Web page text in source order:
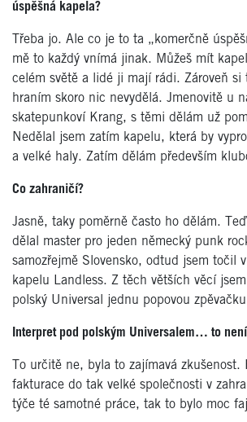
úspěšná kapela?
Třeba jo. Ale co je to ta „komerčně
mě to každý vnímá jinak. Můžeš mít
celém světě a lidé ji mají rádi. Zároveň si
hraním skoro nic nevydělá. Jmenovitě u
skatepunkoví Krang, s těmi dělám už
Nedělal jsem zatím kapelu, která by
a velké haly. Zatím dělám především
Co zahraničí?
Jasně, taky poměrně často ho dělám.
dělal master pro jeden německý punk
samozřejmě Slovensko, odtud jsem točil
kapelu Landless. Z těch větších věcí
polský Universal jednu popovou
Interpret pod polským Universalem… to
To určitě ne, byla to zajímavá zkušenost.
fakturace do tak velké společnosti v
týče té samotné práce, tak to bylo moc